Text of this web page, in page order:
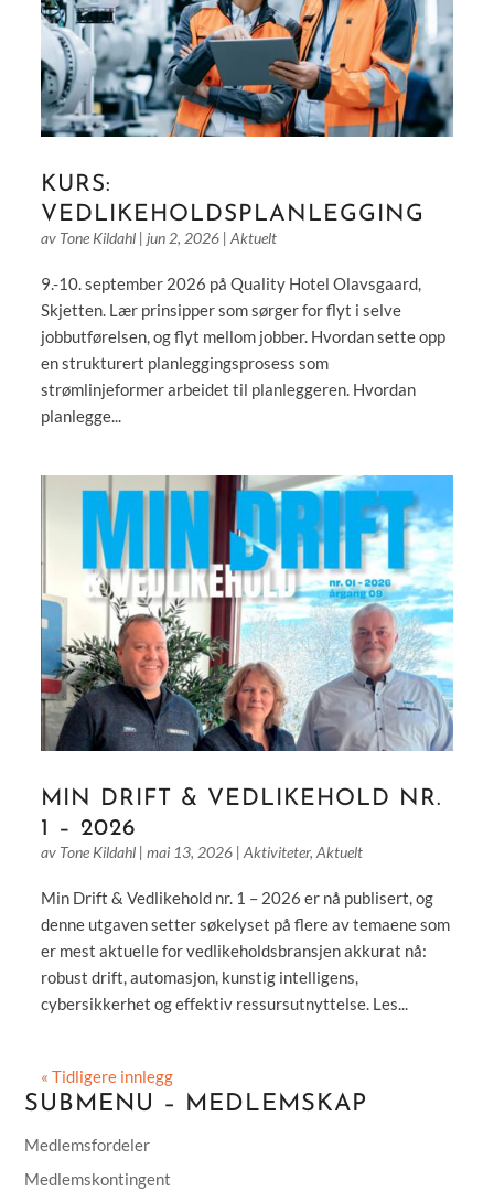
KURS:
VEDLIKEHOLDSPLANLEGGING
av Tone Kildahl| jun 2, 2026| Aktuelt
9.-10. september 2026 på Quality Hotel Olavsgaard,
Skjetten. Lær prinsipper som sørger for flyt i selve
jobbutførelsen, og flyt mellom jobber. Hvordan sette opp
en strukturert planleggingsprosess som
strømlinjeformer arbeidet til planleggeren. Hvordan
planlegge...
MIN DRIFT & VEDLIKEHOLD NR.
1 – 2026
av Tone Kildahl| mai 13, 2026| Aktiviteter, Aktuelt
Min Drift & Vedlikehold nr. 1 – 2026 er nå publisert, og
denne utgaven setter søkelyset på flere av temaene som
er mest aktuelle for vedlikeholdsbransjen akkurat nå:
robust drift, automasjon, kunstig intelligens,
cybersikkerhet og effektiv ressursutnyttelse. Les...
« Tidligere innlegg
SUBMENU – MEDLEMSKAP
Medlemsfordeler
Medlemskontingent